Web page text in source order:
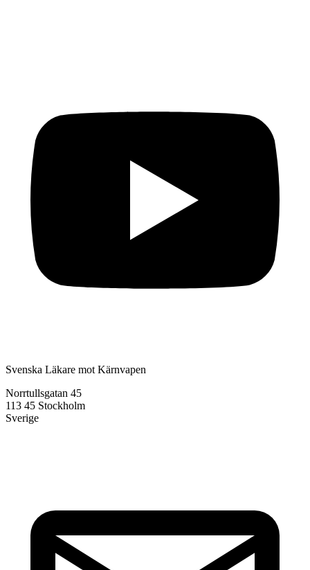
Svenska Läkare mot Kärnvapen
Norrtullsgatan 45
113 45 Stockholm
Sverige